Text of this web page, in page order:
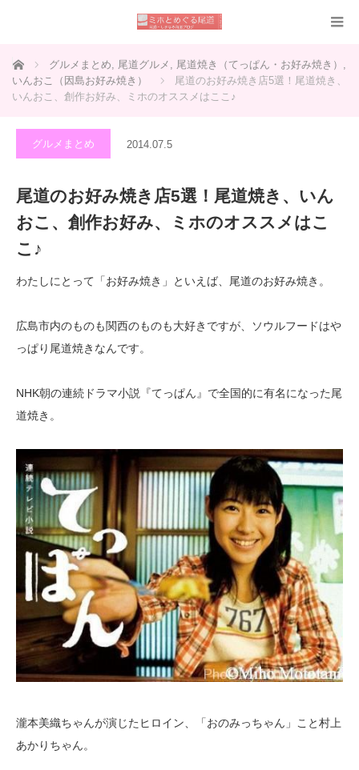
ホーム グルメまとめ, 尾道グルメ , 尾道焼き（てっぱん・お好み焼き） ,
いんおこ（因島お好み焼き）
尾道のお好み焼き店5選！尾道焼き、
いんおこ、創作お好み、ミホのオススメはここ♪
グルメまとめ 2014.07.5
尾道のお好み焼き店5選！尾道焼き、いん
おこ、創作お好み、ミホのオススメはこ
こ♪
わたしにとって「お好み焼き」といえば、尾道のお好み焼き。
広島市内のものも関西のものも大好きですが、ソウルフードはや
っぱり尾道焼きなんです。
NHK朝の連続ドラマ小説『てっぱん』で全国的に有名になった尾
道焼き。
瀧本美織ちゃんが演じたヒロイン、「おのみっちゃん」こと村上
あかりちゃん。